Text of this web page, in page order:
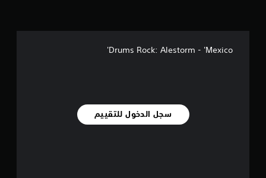
Drums Rock: Alestorm - 'Mexico'
سجل الدخول للتقييم